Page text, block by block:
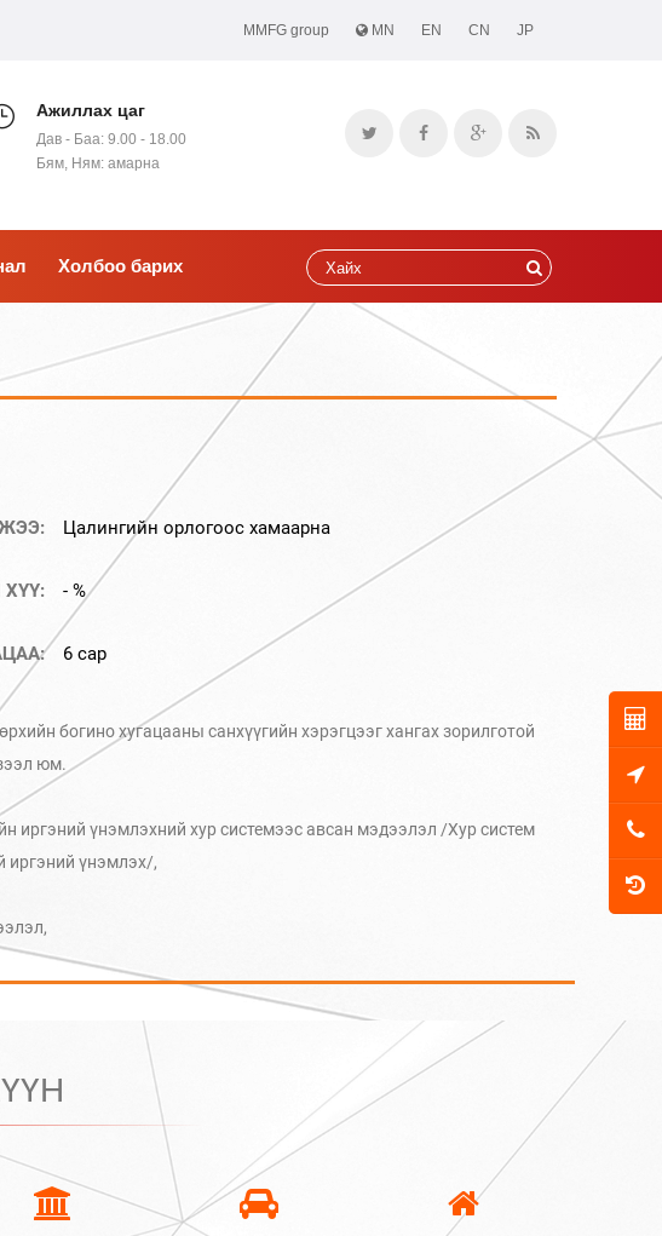
MMFG group MN EN CN JP
Ажиллах цаг
Дав - Баа: 9.00 - 18.00
Бям, Ням: амарна
Холбоо барих
Цалингийн орлогоос хамаарна
- %
6 сар
богино хугацааны санхүүгийн хэрэгцээг хангах зорилготой
юм.
иргэний үнэмлэхний хур системээс авсан мэдээлэл /Хур систем
иргэний үнэмлэх/,